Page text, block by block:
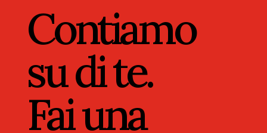
Contiamo
su di te.
Fai una